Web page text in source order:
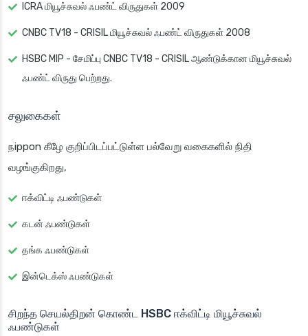
ICRA மியூச்சுவல் ஃபண்ட் விருதுகள் 2009
CNBC TV18 - CRISIL மியூச்சுவல் ஃபண்ட் விருதுகள் 2008
HSBC MIP - சேமிப்பு CNBC TV18 - CRISIL ஆண்டுக்கான மியூச்சுவல்
ஃபண்ட் விருது பெற்றது.
சலுகைகள்
நippon கீழே குறிப்பிடப்பட்டுள்ள பல்வேறு வகைகளில் நிதி
வழங்குகிறது,
ஈக்விட்டி ஃபண்டுகள்
கடன் ஃபண்டுகள்
தங்க ஃபண்டுகள்
இன்டெக்ஸ் ஃபண்டுகள்
சிறந்த செயல்திறன் கொண்ட HSBC ஈக்விட்டி மியூச்சுவல்
ஃபண்டுகள்